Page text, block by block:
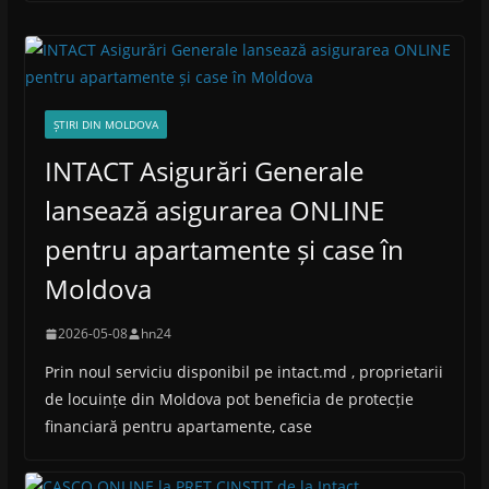
ȘTIRI DIN MOLDOVA
INTACT Asigurări Generale
lansează asigurarea ONLINE
pentru apartamente și case în
Moldova
2026-05-08 hn24
Prin noul serviciu disponibil pe intact.md , proprietarii
de locuințe din Moldova pot beneficia de protecție
financiară pentru apartamente, case